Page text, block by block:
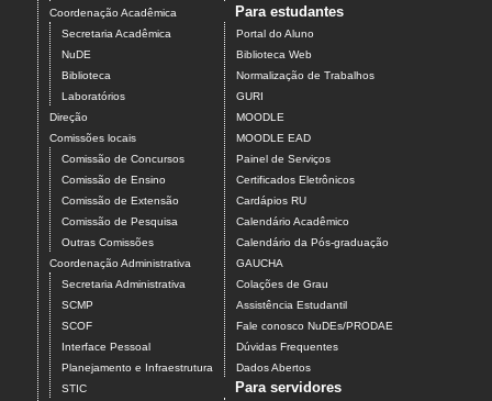
Coordenação Acadêmica
Secretaria Acadêmica
NuDE
Biblioteca
Laboratórios
Direção
Comissões locais
Comissão de Concursos
Comissão de Ensino
Comissão de Extensão
Comissão de Pesquisa
Outras Comissões
Coordenação Administrativa
Secretaria Administrativa
SCMP
SCOF
Interface Pessoal
Planejamento e Infraestrutura
STIC
Para estudantes
Portal do Aluno
Biblioteca Web
Normalização de Trabalhos
GURI
MOODLE
MOODLE EAD
Painel de Serviços
Certificados Eletrônicos
Cardápios RU
Calendário Acadêmico
Calendário da Pós-graduação
GAUCHA
Colações de Grau
Assistência Estudantil
Fale conosco NuDEs/PRODAE
Dúvidas Frequentes
Dados Abertos
Para servidores